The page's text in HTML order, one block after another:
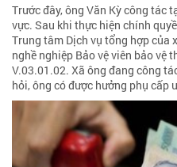
Trước đây, ông Văn Kỳ công tác
vực. Sau khi thực hiện chính
Trung tâm Dịch vụ tổng hợp của
nghề nghiệp Bảo vệ viên bảo vệ
V.03.01.02. Xã ông đang công
hỏi, ông có được hưởng phụ cấp